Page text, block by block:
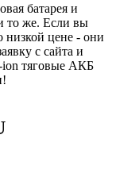
батарея и
то же. Если вы
низкой цене - они
с сайта и
ion тяговые АКБ